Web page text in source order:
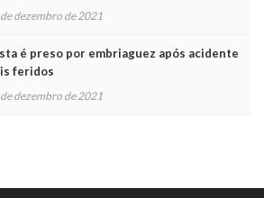
de dezembro de 2021
é preso por embriaguez após acidente
feridos
de dezembro de 2021